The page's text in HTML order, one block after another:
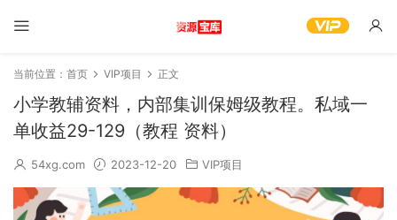
当前位置： 首页 VIP项目 正文
小学教辅资料，内部集训保姆级教程。私域一
单收益29-129（教程 资料）
54xg.com 2023-12-20 VIP项目